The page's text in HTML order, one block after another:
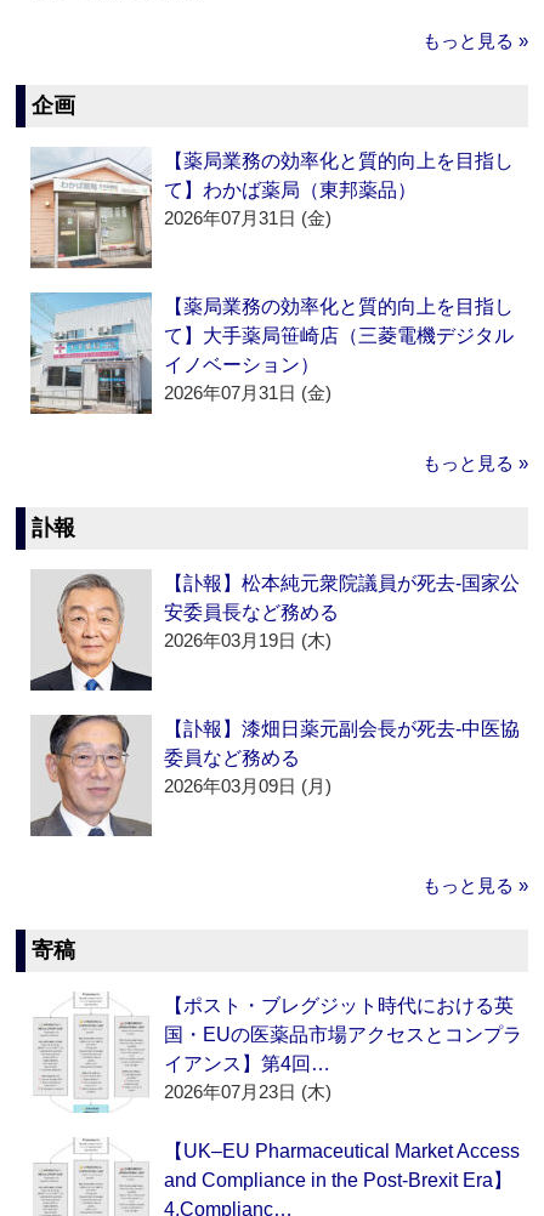
もっと見る »
企画
【薬局業務の効率化と質的向上を目指し
て】わかば薬局（東邦薬品）
2026年07月31日 (金)
【薬局業務の効率化と質的向上を目指し
て】大手薬局笹崎店（三菱電機デジタル
イノベーション）
2026年07月31日 (金)
もっと見る »
訃報
【訃報】松本純元衆院議員が死去‐国家公
安委員長など務める
2026年03月19日 (木)
【訃報】漆畑日薬元副会長が死去‐中医協
委員など務める
2026年03月09日 (月)
もっと見る »
寄稿
【ポスト・ブレグジット時代における英
国・EUの医薬品市場アクセスとコンプラ
イアンス】第4回…
2026年07月23日 (木)
【UK–EU Pharmaceutical Market Access
and Compliance in the Post-Brexit Era】
4.Complianc…